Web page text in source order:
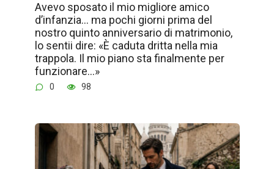
Avevo sposato il mio migliore amico
d’infanzia… ma pochi giorni prima del
nostro quinto anniversario di matrimonio,
lo sentii dire: «È caduta dritta nella mia
trappola. Il mio piano sta finalmente per
funzionare…»
0 98